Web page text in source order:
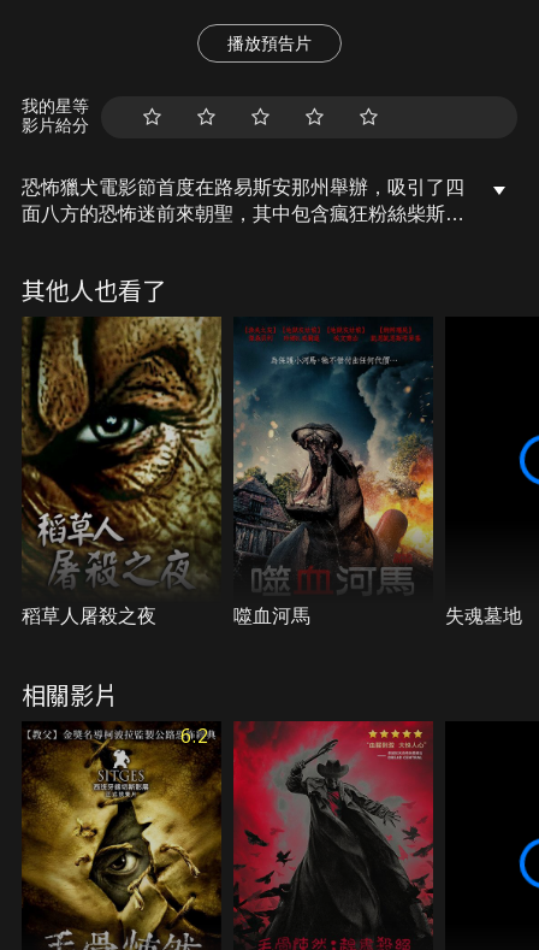
播放預告片
我的星等
影片給分
恐怖獵犬電影節首度在路易斯安那州舉辦，吸引了四
面八方的恐怖迷前來朝聖，其中包含瘋狂粉絲柴斯
現一些無法解釋的預感，內容和當地傳說的食人魔
「Creeper」有關。而隨著活動進入高潮，蓮恩相信
自己召喚出了某種不屬於人間的東西……。
其他人也看了
稻草人屠殺之夜 噬血河馬 失魂墓地
相關影片
6.2